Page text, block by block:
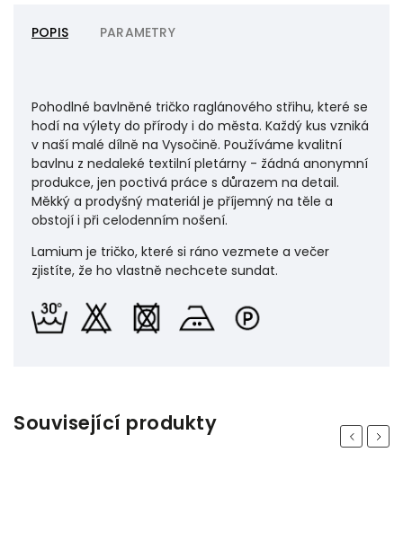
POPIS PARAMETRY
Pohodlné bavlněné tričko raglánového střihu, které se
hodí na výlety do přírody i do města. Každý kus vzniká
v naší malé dílně na Vysočině. Používáme kvalitní
bavlnu z nedaleké textilní pletárny - žádná anonymní
produkce, jen poctivá práce s důrazem na detail.
Měkký a prodyšný materiál je příjemný na těle a
obstojí i při celodenním nošení.
Lamium je tričko, které si ráno vezmete a večer
zjistíte, že ho vlastně nechcete sundat.
Související produkty Previous
Next